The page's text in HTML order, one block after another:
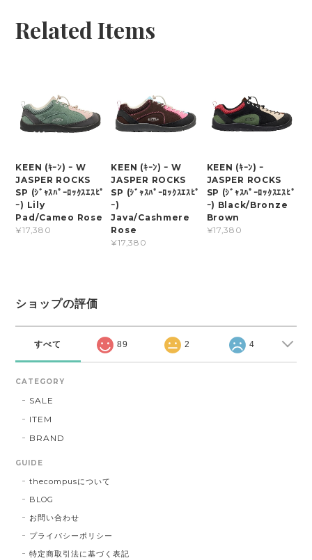
Related Items
KEEN (ｷｰﾝ) ｰ W
JASPER ROCKS
SP (ｼﾞｬｽﾊﾟｰﾛｯｸｽｴｽﾋﾟ
ｰ) Lily
Pad/Cameo Rose
¥17,380
KEEN (ｷｰﾝ) ｰ W
JASPER ROCKS
SP (ｼﾞｬｽﾊﾟｰﾛｯｸｽｴｽﾋﾟ
ｰ)
Java/Cashmere
Rose
¥17,380
KEEN (ｷｰﾝ) ｰ
JASPER ROCKS
SP (ｼﾞｬｽﾊﾟｰﾛｯｸｽｴｽﾋﾟ
ｰ) Black/Bronze
Brown
¥17,380
ショップの評価
すべて 89 2 4
CATEGORY
SALE
ITEM
BRAND
GUIDE
thecompusについて
BLOG
お問い合わせ
プライバシーポリシー
特定商取引法に基づく表記